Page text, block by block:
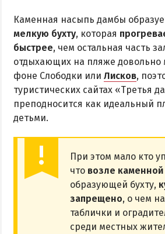
Каменная насыпь дамбы
мелкую бухту, которая
быстрее, чем остальная часть
отдыхающих на пляже довольно
фоне Слободки или Лисков,
туристических сайтах «Третья
преподносится как идеальный
детьми.
При этом мало кто
что возле
образующей бухту,
запрещено, о чем
таблички и
среди местных